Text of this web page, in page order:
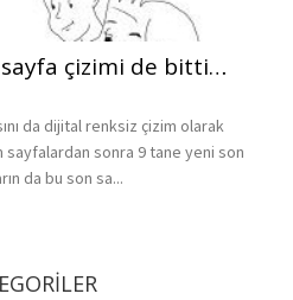
çizimi de bitti…
da dijital renksiz çizim olarak
sonra 9 tane yeni son
da bu son sa...